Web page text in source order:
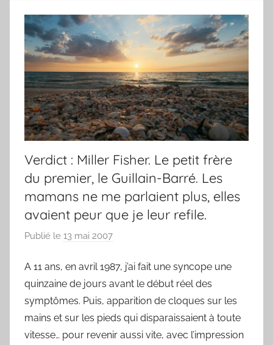
Verdict : Miller Fisher. Le petit frère
du premier, le Guillain-Barré. Les
mamans ne me parlaient plus, elles
avaient peur que je leur refile.
Publié le 13 mai 2007
r
F
r
e
d
A 11 ans, en avril 1987, j’ai fait une syncope une
quinzaine de jours avant le début réel des
symptômes. Puis, apparition de cloques sur les
mains et sur les pieds qui disparaissaient à toute
vitesse… pour revenir aussi vite, avec l’impression